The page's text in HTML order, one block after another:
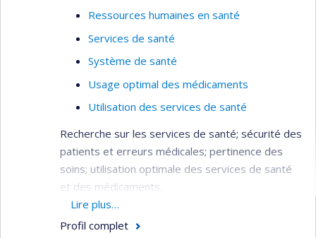
https://scholar.google.fr/citations?
user=cbCBtRYAAAAJ&hl=fr&oi=ao)
Ressources humaines en santé
Services de santé
Système de santé
Usage optimal des médicaments
Utilisation des services de santé
Recherche sur les services de santé; sécurité des
patients et erreurs médicales; pertinence des
soins; utilisation optimale des services de santé
et des médicaments.
Domaine : Planification / Évaluation - Santé
publique / communautaire - Services de
Lire plus…
Profil complet